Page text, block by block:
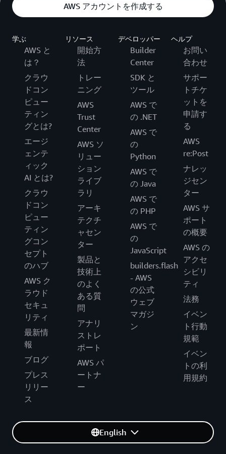
AWS アカウントを作成する
学ぶ
AWS と
は？
クラウ
ドコン
ピュー
ティン
グとは?
エージ
ェンテ
ィック
AI とは?
クラウ
ドコン
ピュー
ティン
グコン
セプト
のハブ
AWS ク
ラウド
セキュ
リティ
最新情
報
ブログ
プレス
リリー
ス
リソース
開始方
法
トレー
ニング
AWS
Trust
Center
AWS ソ
リュー
ション
ライブ
ラリ
アーキ
テクチ
ャセン
ター
製品と
技術上
のよく
ある質
問
アナリ
ストレ
ポート
AWS パ
ートナ
ー
デベロッパー
Builder
Center
SDK と
ツール
AWS で
の .NET
AWS で
の
Python
AWS で
の Java
AWS で
の PHP
AWS で
の
JavaScript
builders.flash
- AWS
の公式
ウェブ
マガジ
ン
ヘルプ
お問い
合わせ
サポー
トチケ
ットを
申請す
る
AWS
re:Post
ナレッ
ジセン
ター
AWS サ
ポート
の概要
AWS の
アクセ
シビリ
ティ
法務
イベン
ト行動
規範
イベン
トの利
用規約
English